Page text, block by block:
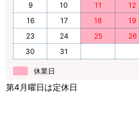
9
10 11 12
16
17 18 19
23
24 25 26
30
31
休業日
第4月曜日は定休日